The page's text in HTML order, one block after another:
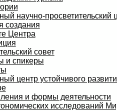
научно-просветительский
создания
Центра
совет
и спикеры
центр устойчивого
и формы деятельности
исследований